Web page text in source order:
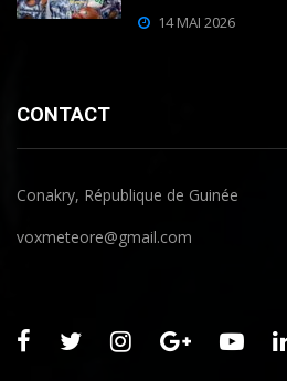
14 MAI 2026
CONTACT
Conakry, République de Guinée
voxmeteore@gmail.com